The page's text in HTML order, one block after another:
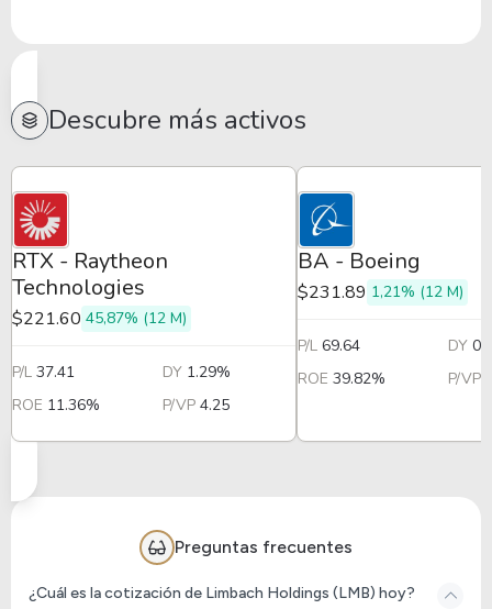
Descubre más activos
RTX - Raytheon
Technologies
$221.60 45,87% (12 M)
P/L 37.41 DY 1.29%
ROE 11.36% P/VP 4.25
BA - Boeing
$231.89 1,21% (12 M)
P/L 69.64 DY
ROE 39.82% P/VP
Preguntas frecuentes
¿Cuál es la cotización de Limbach Holdings (LMB) hoy?